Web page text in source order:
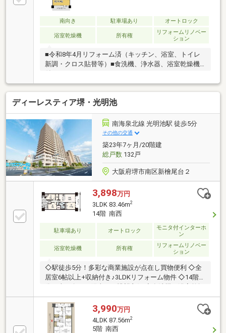
南向き 駐車場あり オートロック
浴室乾燥機 所有権
リフォームリノベー
ション
■令和8年4月リフォーム済（キッチン、浴室、トイレ
新調・クロス貼替等）■食洗機、浄水器、浴室乾燥機
ディーレスティア堺・光明池
南海泉北線 光明池駅 徒歩5分
その他の交通
築23年7ヶ月/20階建
総戸数132戸
大阪府堺市南区新檜尾台２
3,898万円
3LDK 83.46m2
14階 南西
駐車場あり オートロック
モニタ付インターホ
ン
浴室乾燥機 所有権
リフォームリノベー
ション
◇駅徒歩5分！多彩な商業施設が点在し買物便利 ◇全
居室6帖以上+収納付き♪3LDKリフォーム物件 ◇14階部
分の南西向きで陽当り・眺望良好 ◇食洗機・浴室乾燥
機付き ◇オートロック・宅配ボックス有
3,990万円
4LDK 87.56m2
5階 南西